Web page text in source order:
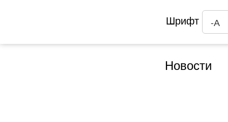
Шрифт -А
Новости